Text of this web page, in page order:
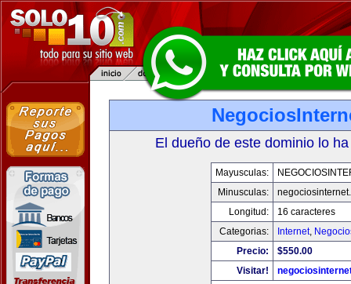
El dueño de este dominio lo
Mayusculas:
Minusculas:
Longitud:
16 caracteres
Categorias:
Internet,
Precio:
$550.00
Visitar!